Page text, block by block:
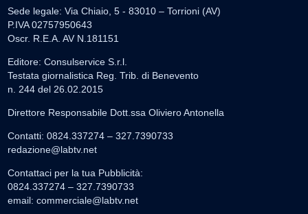
Sede legale: Via Chiaio, 5 - 83010 – Torrioni (AV)
P.IVA 02757950643
Oscr. R.E.A. AV N.181151
Editore: Consulservice S.r.l.
Testata giornalistica Reg. Trib. di Benevento
n. 244 del 26.02.2015
Direttore Responsabile Dott.ssa Oliviero Antonella
Contatti: 0824.337274 – 327.7390733
redazione@labtv.net
Contattaci per la tua Pubblicità:
0824.337274 – 327.7390733
email: commerciale@labtv.net